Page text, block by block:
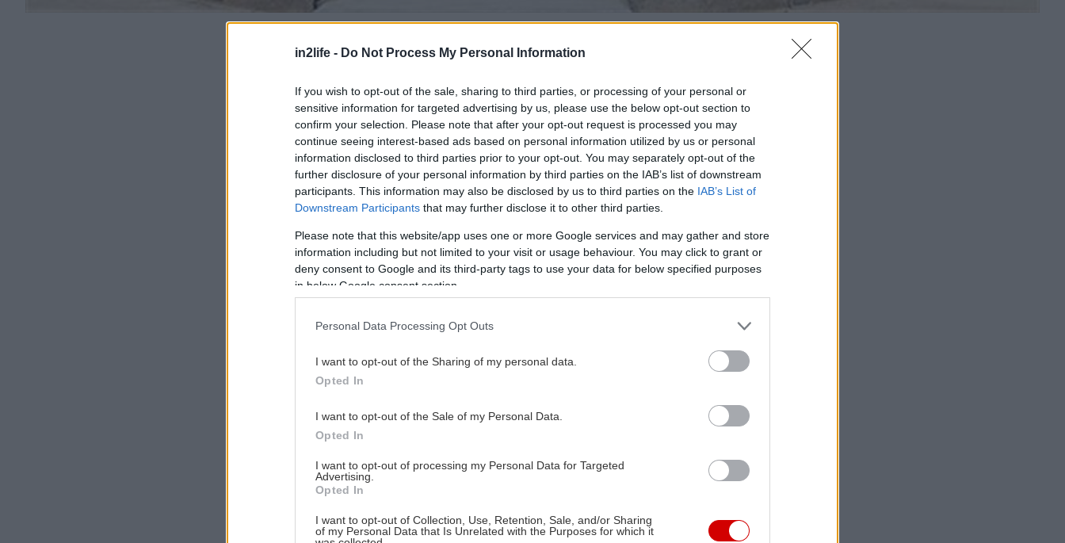
in2life - Do Not Process My Personal Information
If you wish to opt-out of the sale, sharing to third parties, or processing of your personal or
sensitive information for targeted advertising by us, please use the below opt-out section to
confirm your selection. Please note that after your opt-out request is processed you may
continue seeing interest-based ads based on personal information utilized by us or personal
information disclosed to third parties prior to your opt-out. You may separately opt-out of the
further disclosure of your personal information by third parties on the IAB’s list of downstream
participants. This information may also be disclosed by us to third parties on the IAB’s List of
Downstream Participants that may further disclose it to other third parties.
Please note that this website/app uses one or more Google services and may gather and store
information including but not limited to your visit or usage behaviour. You may click to grant or
deny consent to Google and its third-party tags to use your data for below specified purposes
in below Google consent section.
Personal Data Processing Opt Outs
I want to opt-out of the Sharing of my personal data.
Opted In
I want to opt-out of the Sale of my Personal Data.
Opted In
I want to opt-out of processing my Personal Data for Targeted
Advertising.
Opted In
I want to opt-out of Collection, Use, Retention, Sale, and/or Sharing
of my Personal Data that Is Unrelated with the Purposes for which it